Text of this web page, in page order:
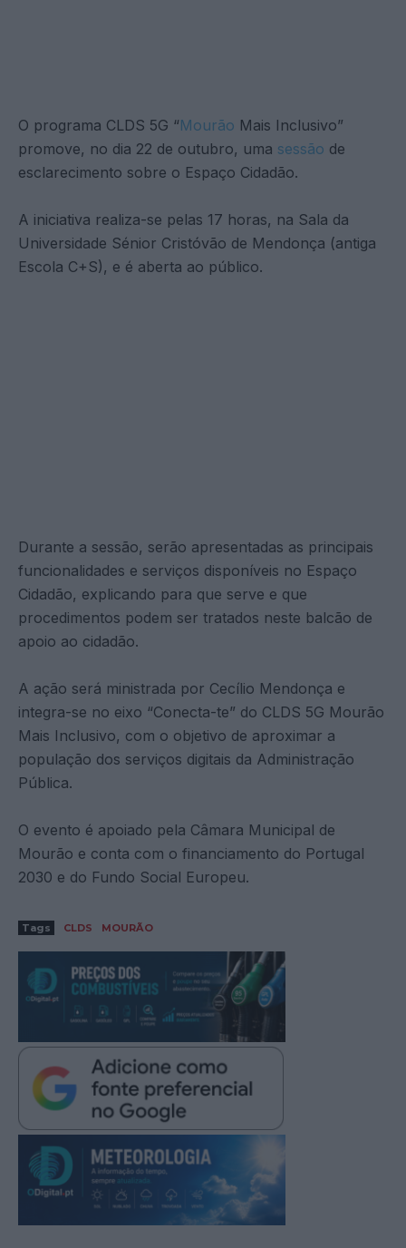
O programa CLDS 5G “Mourão Mais Inclusivo”
promove, no dia 22 de outubro, uma sessão de
esclarecimento sobre o Espaço Cidadão.
A iniciativa realiza-se pelas 17 horas, na Sala da
Universidade Sénior Cristóvão de Mendonça (antiga
Escola C+S), e é aberta ao público.
Durante a sessão, serão apresentadas as principais
funcionalidades e serviços disponíveis no Espaço
Cidadão, explicando para que serve e que
procedimentos podem ser tratados neste balcão de
apoio ao cidadão.
A ação será ministrada por Cecílio Mendonça e
integra-se no eixo “Conecta-te” do CLDS 5G Mourão
Mais Inclusivo, com o objetivo de aproximar a
população dos serviços digitais da Administração
Pública.
O evento é apoiado pela Câmara Municipal de
Mourão e conta com o financiamento do Portugal
2030 e do Fundo Social Europeu.
Tags CLDS MOURÃO